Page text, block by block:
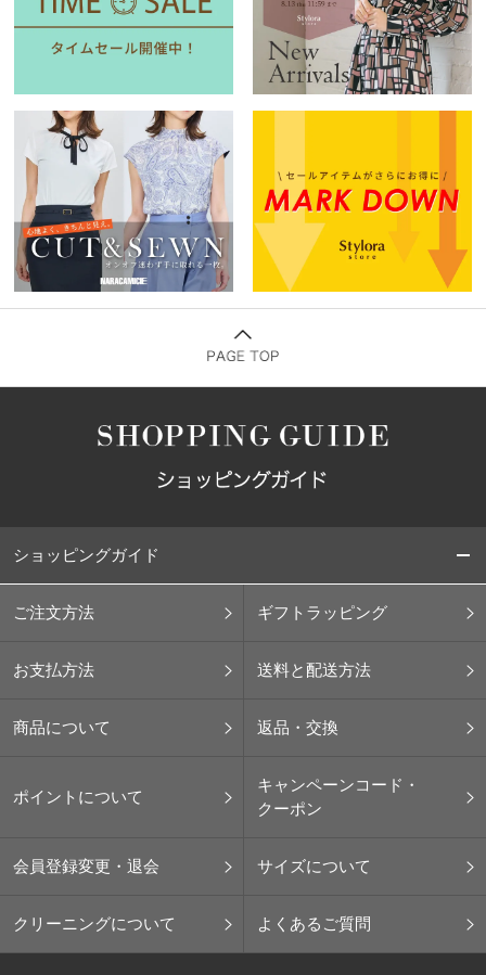
ショッピングガイド
ご注文方法 ギフトラッピング
お支払方法 送料と配送方法
商品について 返品・交換
ポイントについて
キャンペーンコード・
クーポン
会員登録変更・退会 サイズについて
クリーニングについて よくあるご質問